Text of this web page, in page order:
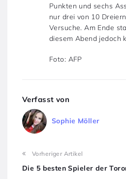
Punkten und sechs
nur drei von 10
Versuche. Am Ende
diesem Abend jedoch
Foto: AFP
Verfasst von
Sophie Möller
Vorheriger Artikel
Die 5 besten Spieler der